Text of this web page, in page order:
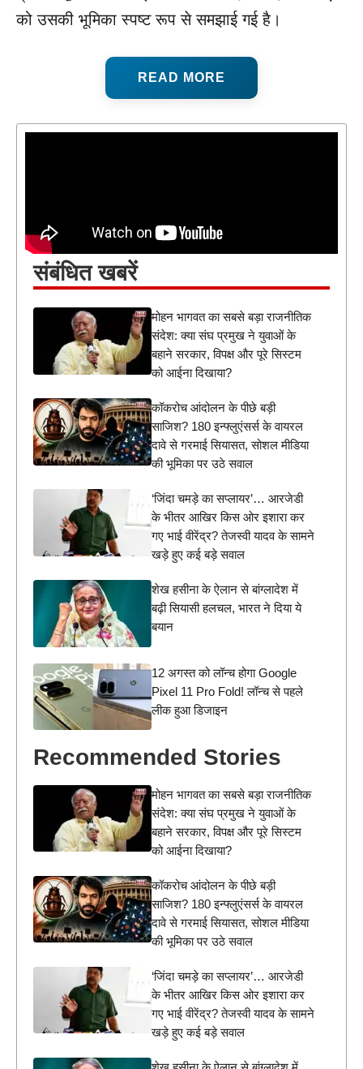
को उसकी भूमिका स्पष्ट रूप से समझाई गई है।
READ MORE
संबंधित खबरें
मोहन भागवत का सबसे बड़ा राजनीतिक
संदेश: क्या संघ प्रमुख ने युवाओं के
बहाने सरकार, विपक्ष और पूरे सिस्टम
को आईना दिखाया?
कॉकरोच आंदोलन के पीछे बड़ी
साजिश? 180 इन्फ्लुएंसर्स के वायरल
दावे से गरमाई सियासत, सोशल मीडिया
की भूमिका पर उठे सवाल
‘जिंदा चमड़े का सप्लायर’… आरजेडी
के भीतर आखिर किस ओर इशारा कर
गए भाई वीरेंद्र? तेजस्वी यादव के सामने
खड़े हुए कई बड़े सवाल
शेख हसीना के ऐलान से बांग्लादेश में
बढ़ी सियासी हलचल, भारत ने दिया ये
बयान
12 अगस्त को लॉन्च होगा Google
Pixel 11 Pro Fold! लॉन्च से पहले
लीक हुआ डिजाइन
Recommended Stories
मोहन भागवत का सबसे बड़ा राजनीतिक
संदेश: क्या संघ प्रमुख ने युवाओं के
बहाने सरकार, विपक्ष और पूरे सिस्टम
को आईना दिखाया?
कॉकरोच आंदोलन के पीछे बड़ी
साजिश? 180 इन्फ्लुएंसर्स के वायरल
दावे से गरमाई सियासत, सोशल मीडिया
की भूमिका पर उठे सवाल
‘जिंदा चमड़े का सप्लायर’… आरजेडी
के भीतर आखिर किस ओर इशारा कर
गए भाई वीरेंद्र? तेजस्वी यादव के सामने
खड़े हुए कई बड़े सवाल